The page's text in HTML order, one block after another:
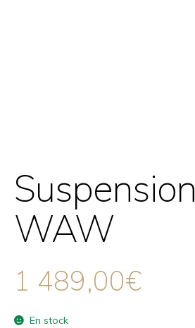
Suspension
WAW
1 489,00€
En stock